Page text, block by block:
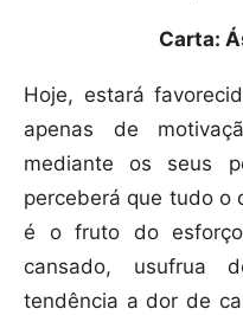
Carta:
Hoje, estará
apenas de
mediante os seus
perceberá que tudo o
é o fruto do
cansado, usufrua
tendência a dor de